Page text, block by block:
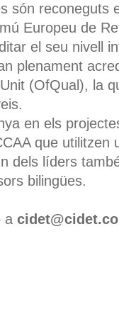
són reconeguts
Europeu de
el seu nivell
plenament
(OfQual), la
en els
que utilitzen
dels líders
bilingües.
a